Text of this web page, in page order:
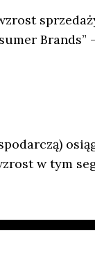
Brands”
w tym